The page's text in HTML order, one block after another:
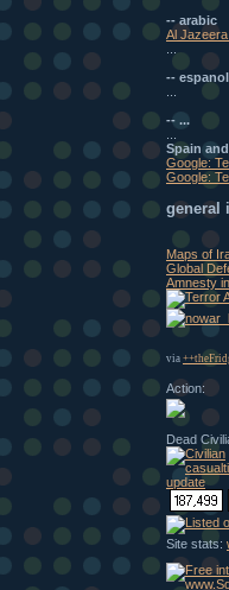
-- arabic
Al
-- espanol
-- ...
Spain
Google:
Google:
general
Maps of
Global
Amnesty
via
Action:
Dead
Site stats: